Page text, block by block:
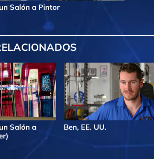
Salón a Pintor
Salón a
Ben, EE. UU.